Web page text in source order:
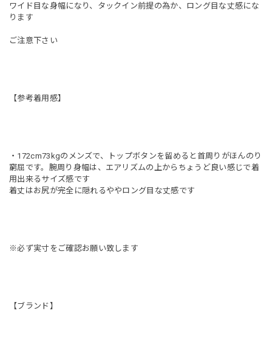
ワイド目な身幅になり、タックイン前提の為か、ロング目な丈感にな
ります
ご注意下さい
【参考着用感】
・172cm73kgのメンズで、トップボタンを留めると首周りがほんのり
窮屈です。腕周り身幅は、エアリズムの上からちょうど良い感じで着
用出来るサイズ感です
着丈はお尻が完全に隠れるややロング目な丈感です
※必ず実寸をご確認お願い致します
【ブランド】